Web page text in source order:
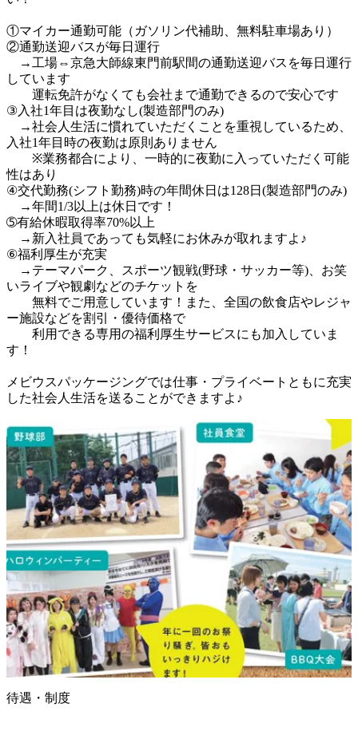
①マイカー通勤可能（ガソリン代補助、無料駐車場あり）
②通勤送迎バスが毎日運行
→工場⇔京急大師線東門前駅間の通勤送迎バスを毎日運行
しています
運転免許がなくても会社まで通勤できるので安心です
③入社1年目は夜勤なし(製造部門のみ)
→社会人生活に慣れていただくことを重視しているため、
入社1年目時の夜勤は原則ありません
※業務都合により、一時的に夜勤に入っていただく可能
性はあり
④交代勤務(シフト勤務)時の年間休日は128日(製造部門のみ)
→年間1/3以上は休日です！
➄有給休暇取得率70%以上
→新入社員であっても気軽にお休みが取れますよ♪
⑥福利厚生が充実
→テーマパーク、スポーツ観戦(野球・サッカー等)、お笑
いライブや観劇などのチケットを
無料でご用意しています！また、全国の飲食店やレジャ
ー施設などを割引・優待価格で
利用できる専用の福利厚生サービスにも加入していま
す！
メビウスパッケージングでは仕事・プライベートともに充実
した社会人生活を送ることができますよ♪
待遇・制度